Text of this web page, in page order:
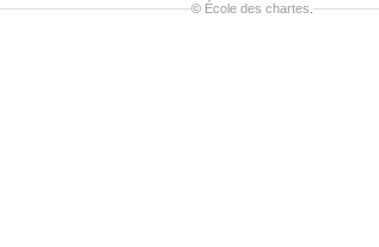
© École des chartes.